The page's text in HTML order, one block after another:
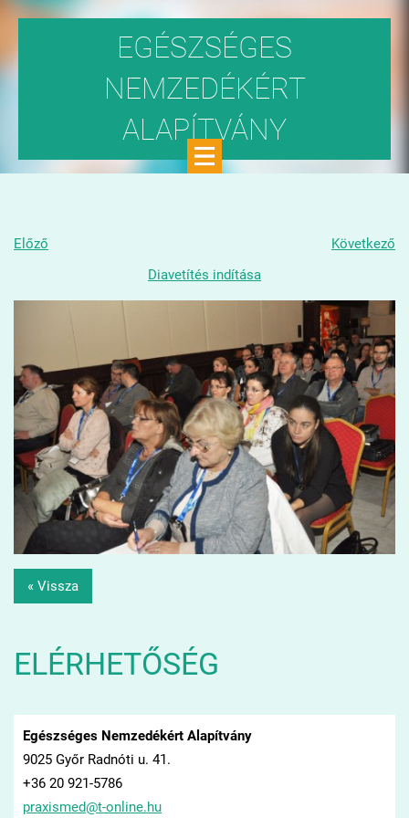
EGÉSZSÉGES
NEMZEDÉKÉRT
ALAPÍTVÁNY
Előző
Következő
Diavetítés indítása
« Vissza
ELÉRHETŐSÉG
Egészséges Nemzedékért Alapítvány
9025 Győr Radnóti u. 41.
+36 20 921-5786
praxismed@t-online.hu